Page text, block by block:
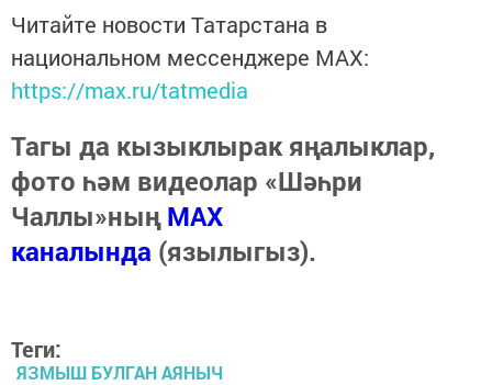
Читайте новости Татарстана в
национальном мессенджере MАХ:
https://max.ru/tatmedia
Тагы да кызыклырак яңалыклар,
фото һәм видеолар «Шәһри
Чаллы»ныңMAX
каналында (язылыгыз).
Теги:
ЯЗМЫШ БУЛГАН АЯНЫЧ